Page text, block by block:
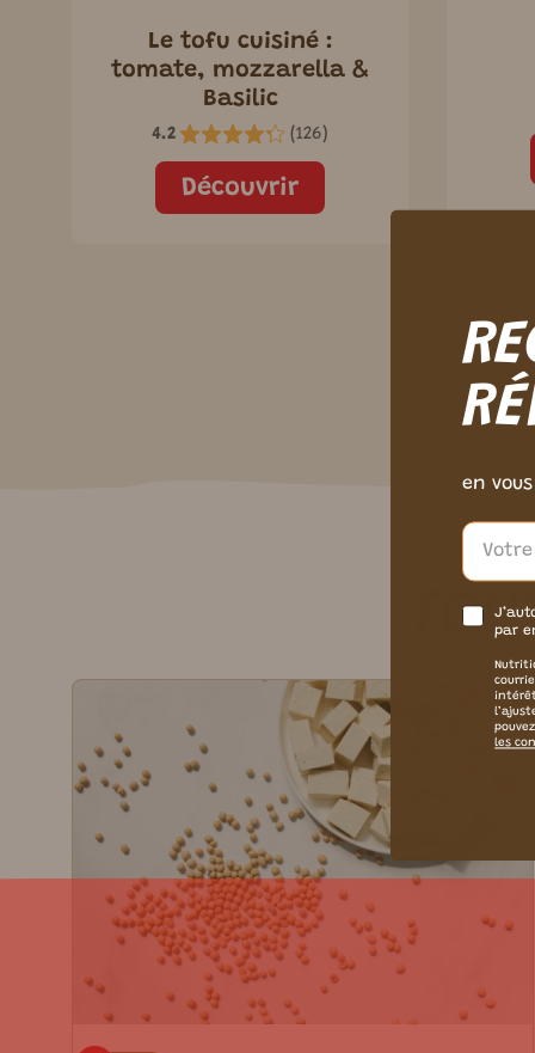
Le tofu cuisiné :
tomate, mozzarella &
Basilic
4.2 (126)
Découvrir
en
par
intérêt
les